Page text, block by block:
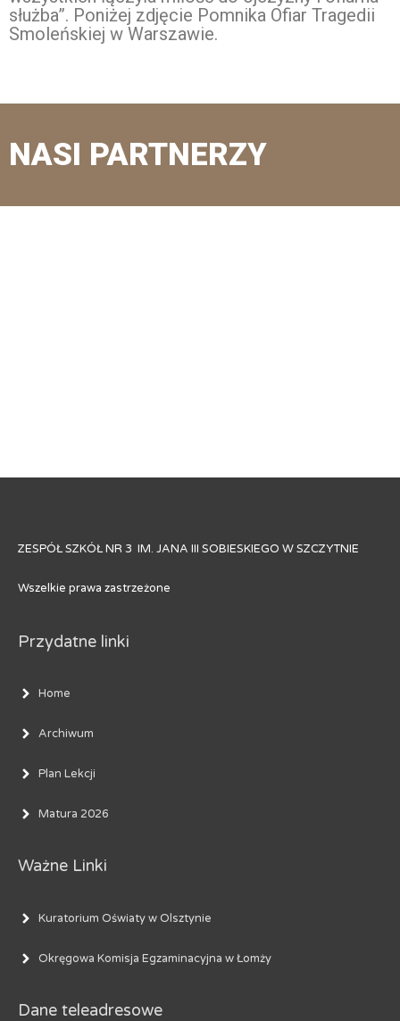
służba”. Poniżej zdjęcie Pomnika Ofiar Tragedii
Smoleńskiej w Warszawie.
NASI PARTNERZY
ZESPÓŁ SZKÓŁ NR 3 IM. JANA III SOBIESKIEGO W SZCZYTNIE
Wszelkie prawa zastrzeżone
Przydatne linki
Home
Archiwum
Plan Lekcji
Matura 2026
Ważne Linki
Kuratorium Oświaty w Olsztynie
Okręgowa Komisja Egzaminacyjna w Łomży
Dane teleadresowe